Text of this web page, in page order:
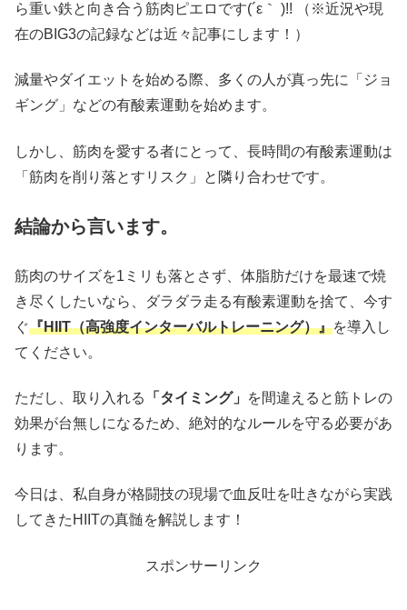
ら重い鉄と向き合う筋肉ピエロです(´ε｀ )!! （※近況や現
在のBIG3の記録などは近々記事にします！）
減量やダイエットを始める際、多くの人が真っ先に「ジョ
ギング」などの有酸素運動を始めます。
しかし、筋肉を愛する者にとって、長時間の有酸素運動は
「筋肉を削り落とすリスク」と隣り合わせです。
結論から言います。
筋肉のサイズを1ミリも落とさず、体脂肪だけを最速で焼
き尽くしたいなら、ダラダラ走る有酸素運動を捨て、今す
ぐ『HIIT（高強度インターバルトレーニング）』を導入し
てください。
ただし、取り入れる 「タイミング」
を間違えると筋トレの
効果が台無しになるため、絶対的なルールを守る必要があ
ります。
今日は、私自身が格闘技の現場で血反吐を吐きながら実践
してきたHIITの真髄を解説します！
スポンサーリンク